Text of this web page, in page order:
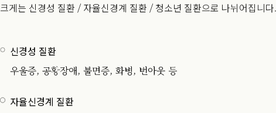
크게는 신경성 질환 / 자율신경계 질환 / 청소년 질환으로 나뉘어집니다.
신경성 질환
우울증, 공황장애, 불면증, 화병, 번아웃 등
자율신경계 질환